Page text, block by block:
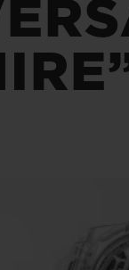
BIG BANG
MULTI-
CERAMIC
EXCLUSIVOS